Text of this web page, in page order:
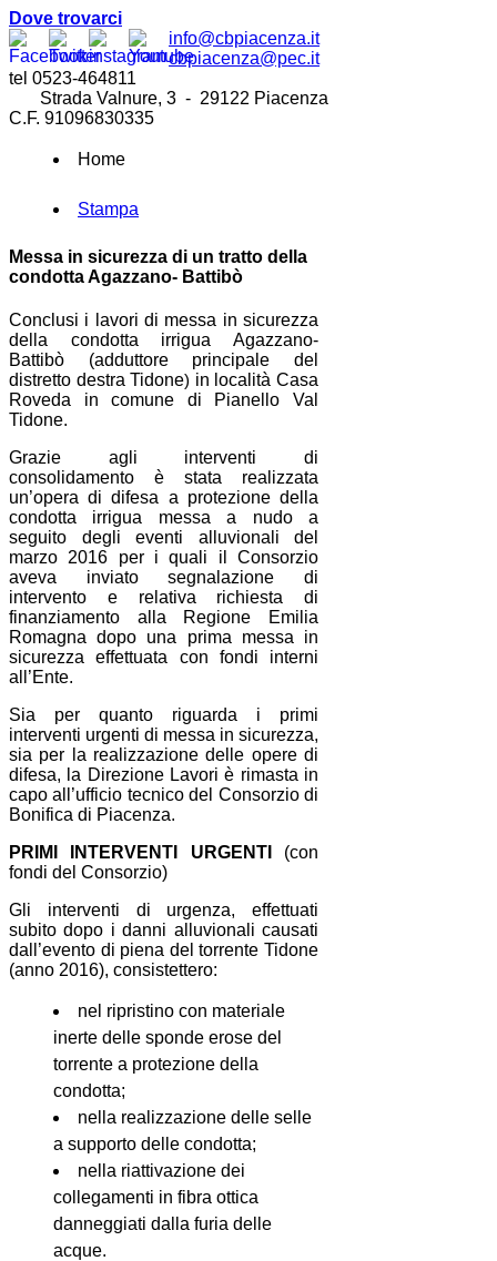
Dove trovarci
info@cbpiacenza.it
cbpiacenza@pec.it
tel 0523-464811
Strada Valnure, 3 - 29122 Piacenza
C.F. 91096830335
Home
Stampa
Messa in sicurezza di un tratto della
condotta Agazzano- Battibò
Conclusi i lavori di messa in sicurezza
della condotta irrigua Agazzano-
Battibò (adduttore principale del
distretto destra Tidone) in località Casa
Roveda in comune di Pianello Val
Tidone.
Grazie agli interventi di
consolidamento è stata realizzata
un’opera di difesa a protezione della
condotta irrigua messa a nudo a
seguito degli eventi alluvionali del
marzo 2016 per i quali il Consorzio
aveva inviato segnalazione di
intervento e relativa richiesta di
finanziamento alla Regione Emilia
Romagna dopo una prima messa in
sicurezza effettuata con fondi interni
all’Ente.
Sia per quanto riguarda i primi
interventi urgenti di messa in sicurezza,
sia per la realizzazione delle opere di
difesa, la Direzione Lavori è rimasta in
capo all’ufficio tecnico del Consorzio di
Bonifica di Piacenza.
PRIMI INTERVENTI URGENTI (con
fondi del Consorzio)
Gli interventi di urgenza, effettuati
subito dopo i danni alluvionali causati
dall’evento di piena del torrente Tidone
(anno 2016), consistettero:
nel ripristino con materiale
inerte delle sponde erose del
torrente a protezione della
condotta;
nella realizzazione delle selle
a supporto delle condotta;
nella riattivazione dei
collegamenti in fibra ottica
danneggiati dalla furia delle
acque.